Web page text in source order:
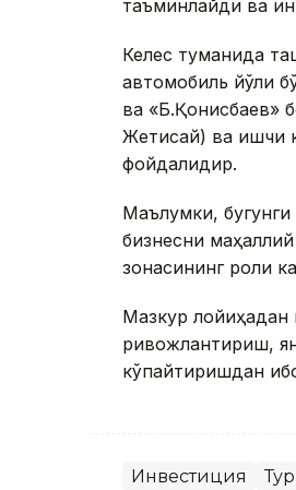
таъминлайди ва
Келес туманида
автомобиль йўли
ва «Б.Қонисбаев»
Жетисай) ва ишчи
фойдалидир.
Маълумки,
бизнесни
зонасининг роли
Мазкур лойиҳадан
ривожлантириш,
кўпайтиришдан
Инвестиция